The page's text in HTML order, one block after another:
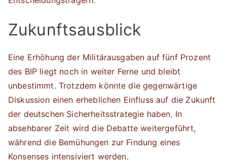
Zukunftsausblick
Eine Erhöhung der Militärausgaben auf fünf Prozent
des BIP liegt noch in weiter Ferne und bleibt
unbestimmt. Trotzdem könnte die gegenwärtige
Diskussion einen erheblichen Einfluss auf die Zukunft
der deutschen Sicherheitsstrategie haben. In
absehbarer Zeit wird die Debatte weitergeführt,
während die Bemühungen zur Findung eines
Konsenses intensiviert werden.